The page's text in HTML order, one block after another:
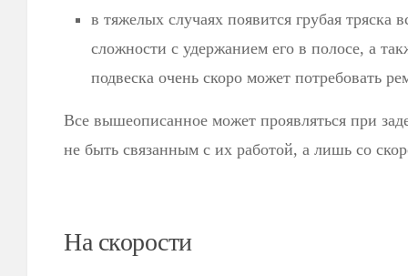
в тяжелых случаях появится грубая тряска
сложности с удержанием его в полосе, а
подвеска очень скоро может потребовать
Все вышеописанное может проявляться при
не быть связанным с их работой, а лишь со
На скорости